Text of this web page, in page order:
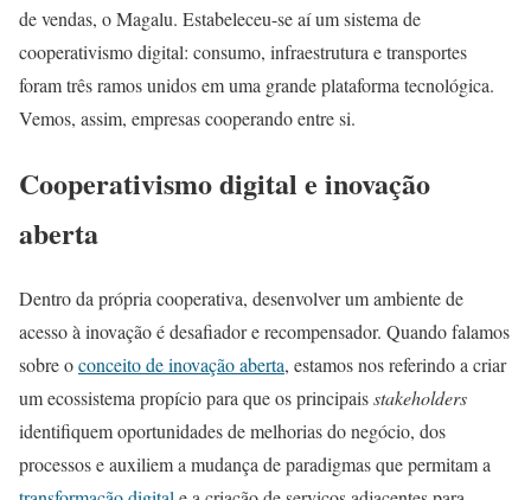
de vendas, o Magalu. Estabeleceu-se aí um sistema de
cooperativismo digital: consumo, infraestrutura e transportes
foram três ramos unidos em uma grande plataforma tecnológica.
Vemos, assim, empresas cooperando entre si.
Cooperativismo digital e inovação
aberta
Dentro da própria cooperativa, desenvolver um ambiente de
acesso à inovação é desafiador e recompensador. Quando falamos
sobre oconceito de inovação aberta, estamos nos referindo a criar
um ecossistema propício para que os principaisstakeholders
identifiquem oportunidades de melhorias do negócio, dos
processos e auxiliem a mudança de paradigmas que permitam a